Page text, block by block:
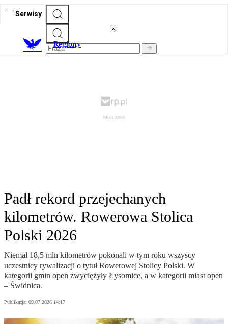
Serwisy
Regiony
Padł rekord przejechanych
kilometrów. Rowerowa Stolica
Polski 2026
Niemal 18,5 mln kilometrów pokonali w tym roku wszyscy
uczestnicy rywalizacji o tytuł Rowerowej Stolicy Polski. W
kategorii gmin open zwyciężyły Łysomice, a w kategorii miast open
– Świdnica.
Publikacja: 09.07.2026 14:17